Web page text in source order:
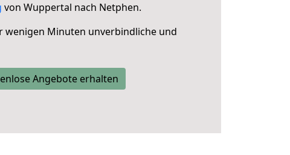
von Wuppertal nach Netphen.
wenigen Minuten unverbindliche und
Angebote erhalten